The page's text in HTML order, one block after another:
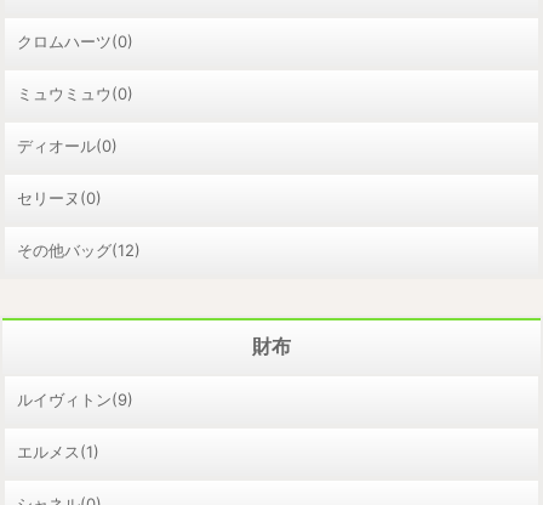
クロムハーツ(0)
ミュウミュウ(0)
ディオール(0)
セリーヌ(0)
その他バッグ(12)
財布
ルイヴィトン(9)
エルメス(1)